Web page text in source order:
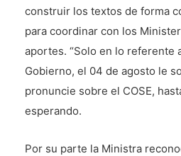
construir los textos de forma
para coordinar con los
aportes. “Solo en lo referente
Gobierno, el 04 de agosto le
pronuncie sobre el COSE,
esperando.
Por su parte la Ministra